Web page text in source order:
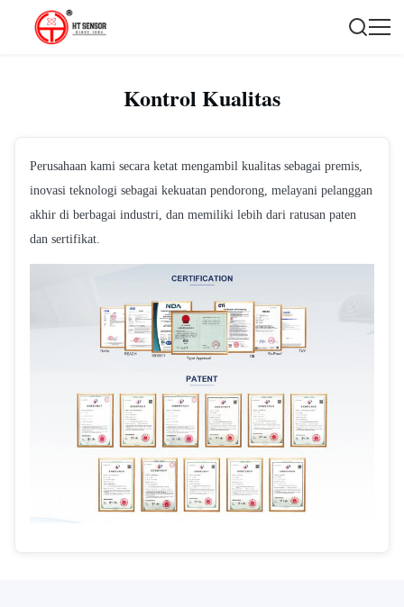
Kontrol Kualitas
Perusahaan kami secara ketat mengambil kualitas sebagai premis,
inovasi teknologi sebagai kekuatan pendorong, melayani pelanggan
akhir di berbagai industri, dan memiliki lebih dari ratusan paten
dan sertifikat.